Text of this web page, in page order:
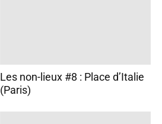
Les non-lieux #8 : Place d’Italie
(Paris)